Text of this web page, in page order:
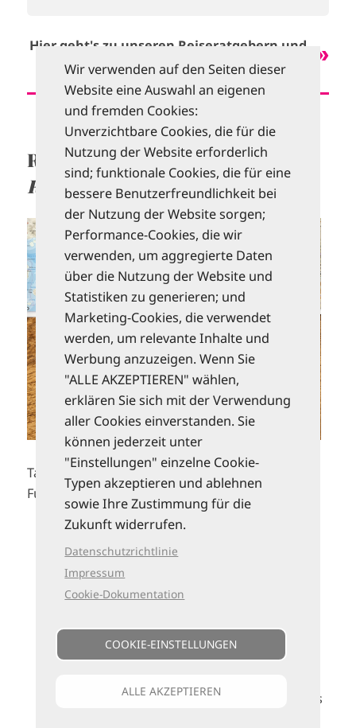
Hier geht's zu unseren Reiseratgebern und
Sachbüchern im Shop
Reisetagebücher –
Reiseerinnerungen sammeln
I
m
a
g
e
Tagebücher fürFernweh, Notizen und kostbare
Fundstücke von unterwegs
Einliebevoll illustriertes
mit viel Platz für Notizen auf 160
Seiten gut beschreibbarem Papier mit
Punktraster
Fadenheftung, robuster Umschlag,
Sammeltasche fürErinnerungsstücke
Das perfekte Notizbuch für unterwegs – das
Wir verwenden auf den Seiten dieser
Website eine Auswahl an eigenen
und fremden Cookies:
Unverzichtbare Cookies, die für die
Nutzung der Website erforderlich
sind; funktionale Cookies, die für eine
bessere Benutzerfreundlichkeit bei
der Nutzung der Website sorgen;
Performance-Cookies, die wir
verwenden, um aggregierte Daten
über die Nutzung der Website und
Statistiken zu generieren; und
Marketing-Cookies, die verwendet
werden, um relevante Inhalte und
Werbung anzuzeigen. Wenn Sie
"ALLE AKZEPTIEREN" wählen,
erklären Sie sich mit der Verwendung
aller Cookies einverstanden. Sie
können jederzeit unter
"Einstellungen" einzelne Cookie-
Typen akzeptieren und ablehnen
sowie Ihre Zustimmung für die
Zukunft widerrufen.
Datenschutzrichtlinie
Impressum
Cookie-Dokumentation
COOKIE-EINSTELLUNGEN
ALLE AKZEPTIEREN